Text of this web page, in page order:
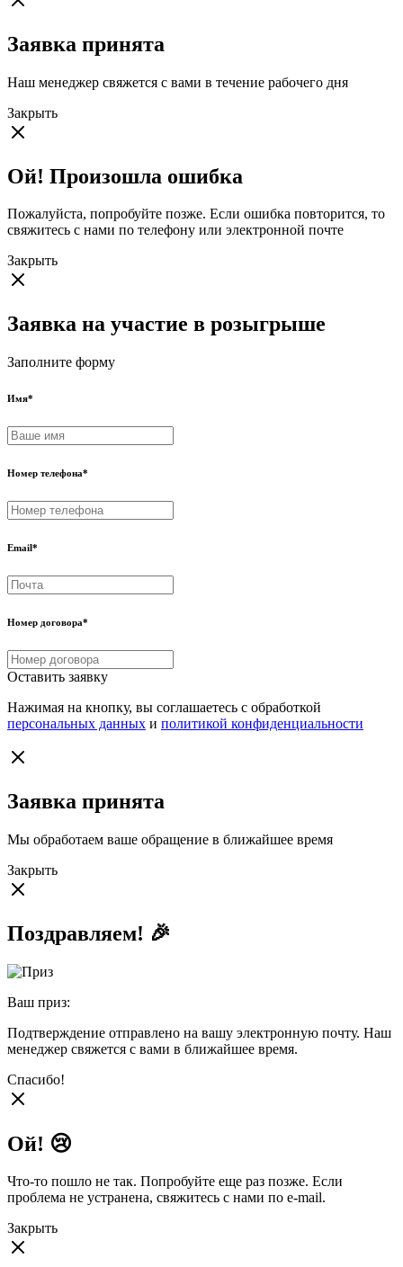
Заявка принята
Наш менеджер свяжется с вами в течение рабочего дня
Закрыть
Ой! Произошла ошибка
Пожалуйста, попробуйте позже. Если ошибка повторится, то
свяжитесь с нами по телефону или электронной почте
Закрыть
Заявка на участие в розыгрыше
Заполните форму
Имя*
Номер телефона*
Email*
Номер договора*
Оставить заявку
Нажимая на кнопку, вы соглашаетесь с обработкой
персональных данных и политикой конфиденциальности
Заявка принята
Мы обработаем ваше обращение в ближайшее время
Закрыть
Поздравляем! 🎉
Ваш приз:
Подтверждение отправлено на вашу электронную почту. Наш
менеджер свяжется с вами в ближайшее время.
Спасибо!
Ой! 😢
Что-то пошло не так. Попробуйте еще раз позже. Если
проблема не устранена, свяжитесь с нами по e-mail.
Закрыть